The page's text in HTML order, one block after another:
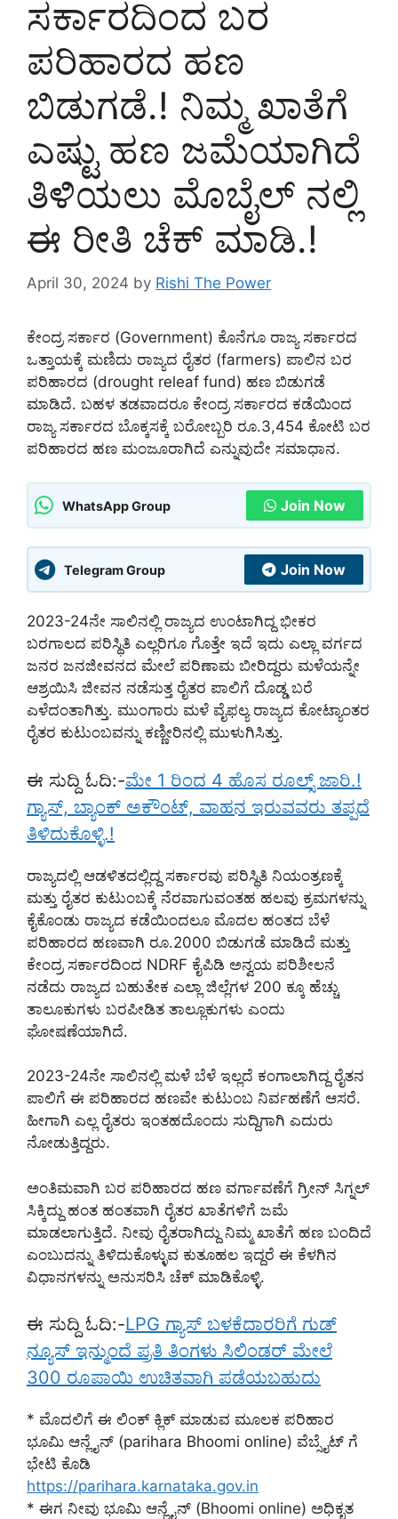
ಸರ್ಕಾರದಿಂದ ಬರ
ಪರಿಹಾರದ ಹಣ
ಬಿಡುಗಡೆ.! ನಿಮ್ಮ ಖಾತೆಗೆ
ಎಷ್ಟು ಹಣ ಜಮೆಯಾಗಿದೆ
ತಿಳಿಯಲು ಮೊಬೈಲ್ ನಲ್ಲಿ
ಈ ರೀತಿ ಚೆಕ್ ಮಾಡಿ.!
April 30, 2024 by Rishi The Power
ಕೇಂದ್ರ ಸರ್ಕಾರ (Government) ಕೊನೆಗೂ ರಾಜ್ಯ ಸರ್ಕಾರದ
ಒತ್ತಾಯಕ್ಕೆ ಮಣಿದು ರಾಜ್ಯದ ರೈತರ (farmers) ಪಾಲಿನ ಬರ
ಪರಿಹಾರದ (drought releaf fund) ಹಣ ಬಿಡುಗಡೆ
ಮಾಡಿದೆ. ಬಹಳ ತಡವಾದರೂ ಕೇಂದ್ರ ಸರ್ಕಾರದ ಕಡೆಯಿಂದ
ರಾಜ್ಯ ಸರ್ಕಾರದ ಬೊಕ್ಕಸಕ್ಕೆ ಬರೋಬ್ಬರಿ ರೂ.3,454 ಕೋಟಿ ಬರ
ಪರಿಹಾರದ ಹಣ ಮಂಜೂರಾಗಿದೆ ಎನ್ನುವುದೇ ಸಮಾಧಾನ.
WhatsApp Group Join Now
Telegram Group Join Now
2023-24ನೇ ಸಾಲಿನಲ್ಲಿ ರಾಜ್ಯದ ಉಂಟಾಗಿದ್ದ ಭೀಕರ
ಬರಗಾಲದ ಪರಿಸ್ಥಿತಿ ಎಲ್ಲರಿಗೂ ಗೊತ್ತೇ ಇದೆ ಇದು ಎಲ್ಲಾ ವರ್ಗದ
ಜನರ ಜನಜೀವನದ ಮೇಲೆ ಪರಿಣಾಮ ಬೀರಿದ್ದರು ಮಳೆಯನ್ನೇ
ಆಶ್ರಯಿಸಿ ಜೀವನ ನಡೆಸುತ್ತ ರೈತರ ಪಾಲಿಗೆ ದೊಡ್ಡ ಬರೆ
ಎಳೆದಂತಾಗಿತ್ತು. ಮುಂಗಾರು ಮಳೆ ವೈಫಲ್ಯ ರಾಜ್ಯದ ಕೋಟ್ಯಾಂತರ
ರೈತರ ಕುಟುಂಬವನ್ನು ಕಣ್ಣೀರಿನಲ್ಲಿ ಮುಳುಗಿಸಿತ್ತು.
ಈ ಸುದ್ದಿ ಓದಿ:-ಮೇ 1 ರಿಂದ 4 ಹೊಸ ರೂಲ್ಸ್ ಜಾರಿ.!
ಗ್ಯಾಸ್, ಬ್ಯಾಂಕ್ ಅಕೌಂಟ್, ವಾಹನ ಇರುವವರು ತಪ್ಪದೆ
ತಿಳಿದುಕೊಳ್ಳಿ.!
ರಾಜ್ಯದಲ್ಲಿ ಆಡಳಿತದಲ್ಲಿದ್ದ ಸರ್ಕಾರವು ಪರಿಸ್ಥಿತಿ ನಿಯಂತ್ರಣಕ್ಕೆ
ಮತ್ತು ರೈತರ ಕುಟುಂಬಕ್ಕೆ ನೆರವಾಗುವಂತಹ ಹಲವು ಕ್ರಮಗಳನ್ನು
ಕೈಕೊಂಡು ರಾಜ್ಯದ ಕಡೆಯಿಂದಲೂ ಮೊದಲ ಹಂತದ ಬೆಳೆ
ಪರಿಹಾರದ ಹಣವಾಗಿ ರೂ.2000 ಬಿಡುಗಡೆ ಮಾಡಿದೆ ಮತ್ತು
ಕೇಂದ್ರ ಸರ್ಕಾರದಿಂದ NDRF ಕೈಪಿಡಿ ಅನ್ವಯ ಪರಿಶೀಲನೆ
ನಡೆದು ರಾಜ್ಯದ ಬಹುತೇಕ ಎಲ್ಲಾ ಜಿಲ್ಲೆಗಳ 200 ಕ್ಕೂ ಹೆಚ್ಚು
ತಾಲೂಕುಗಳು ಬರಪೀಡಿತ ತಾಲ್ಲೂಕುಗಳು ಎಂದು
ಘೋಷಣೆಯಾಗಿದೆ.
2023-24ನೇ ಸಾಲಿನಲ್ಲಿ ಮಳೆ ಬೆಳೆ ಇಲ್ಲದೆ ಕಂಗಾಲಾಗಿದ್ದ ರೈತನ
ಪಾಲಿಗೆ ಈ ಪರಿಹಾರದ ಹಣವೇ ಕುಟುಂಬ ನಿರ್ವಹಣೆಗೆ ಆಸರೆ.
ಹೀಗಾಗಿ ಎಲ್ಲ ರೈತರು ಇಂತಹದೊಂದು ಸುದ್ದಿಗಾಗಿ ಎದುರು
ನೋಡುತ್ತಿದ್ದರು.
ಅಂತಿಮವಾಗಿ ಬರ ಪರಿಹಾರದ ಹಣ ವರ್ಗಾವಣೆಗೆ ಗ್ರೀನ್ ಸಿಗ್ನಲ್
ಸಿಕ್ಕಿದ್ದು ಹಂತ ಹಂತವಾಗಿ ರೈತರ ಖಾತೆಗಳಿಗೆ ಜಮೆ
ಮಾಡಲಾಗುತ್ತಿದೆ. ನೀವು ರೈತರಾಗಿದ್ದು ನಿಮ್ಮ ಖಾತೆಗೆ ಹಣ ಬಂದಿದೆ
ಎಂಬುದನ್ನು ತಿಳಿದುಕೊಳ್ಳುವ ಕುತೂಹಲ ಇದ್ದರೆ ಈ ಕೆಳಗಿನ
ವಿಧಾನಗಳನ್ನು ಅನುಸರಿಸಿ ಚೆಕ್ ಮಾಡಿಕೊಳ್ಳಿ.
ಈ ಸುದ್ದಿ ಓದಿ:-LPG ಗ್ಯಾಸ್ ಬಳಕೆದಾರರಿಗೆ ಗುಡ್
ನ್ಯೂಸ್ ಇನ್ಮುಂದೆ ಪ್ರತಿ ತಿಂಗಳು ಸಿಲಿಂಡರ್ ಮೇಲೆ
300 ರೂಪಾಯಿ ಉಚಿತವಾಗಿ ಪಡೆಯಬಹುದು
* ಮೊದಲಿಗೆ ಈ ಲಿಂಕ್ ಕ್ಲಿಕ್ ಮಾಡುವ ಮೂಲಕ ಪರಿಹಾರ
ಭೂಮಿ ಆನ್ಲೈನ್ (parihara Bhoomi online) ವೆಬ್ಸೈಟ್ ಗೆ
ಭೇಟಿ ಕೊಡಿ
https://parihara.karnataka.gov.in
* ಈಗ ನೀವು ಭೂಮಿ ಆನ್ಲೈನ್ (Bhoomi online) ಅಧಿಕೃತ